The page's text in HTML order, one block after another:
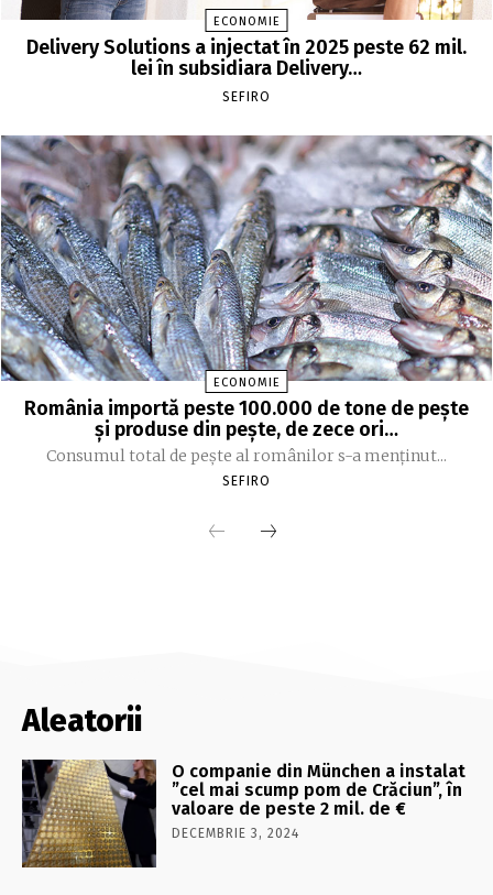
ECONOMIE
Delivery Solutions a injectat în 2025 peste 62 mil.
lei în subsidiara Delivery…
SEFIRO
ECONOMIE
România importă peste 100.000 de tone de peşte
şi produse din peşte, de zece ori…
Consumul total de peşte al ro­mâ­nilor s-a menţinut...
SEFIRO
Aleatorii
O companie din München a instalat
”cel mai scump pom de Crăciun”, în
valoare de peste 2 mil. de €
DECEMBRIE 3, 2024